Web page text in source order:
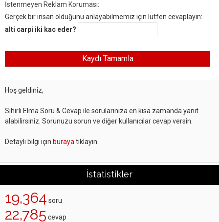
İstenmeyen Reklam Koruması:
Gerçek bir insan olduğunu anlayabilmemiz için lütfen cevaplayın:.
alti carpi iki kac eder?
Hoş geldiniz,
Sihirli Elma Soru & Cevap ile sorularınıza en kısa zamanda yanıt
alabilirsiniz. Sorunuzu sorun ve diğer kullanıcılar cevap versin.
Detaylı bilgi için buraya tıklayın.
İstatistikler
19,364 soru
22,785 cevap